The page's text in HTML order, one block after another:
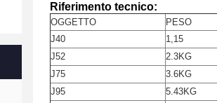
Riferimento tecnico:
OGGETTO PESO
J40
1,15
J52
2.3KG
J75
3.6KG
J95
5.43KG